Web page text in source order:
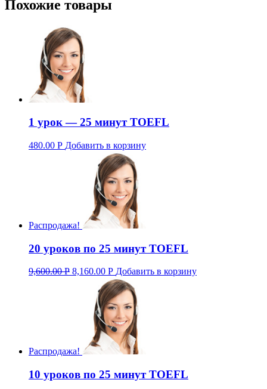
Похожие товары
1 урок — 25 минут TOEFL
480.00 Р Добавить в корзину
Распродажа!
20 уроков по 25 минут TOEFL
9,600.00Р 8,160.00 Р Добавить в корзину
Распродажа!
10 уроков по 25 минут TOEFL